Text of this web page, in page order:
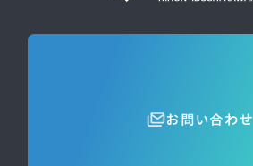
お問い合わせ